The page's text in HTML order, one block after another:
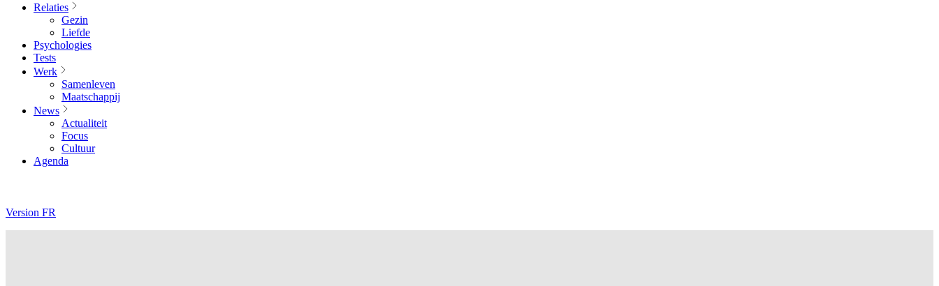
Relaties
Gezin
Liefde
Psychologies
Tests
Werk
Samenleven
Maatschappij
News
Actualiteit
Focus
Cultuur
Agenda
Version FR